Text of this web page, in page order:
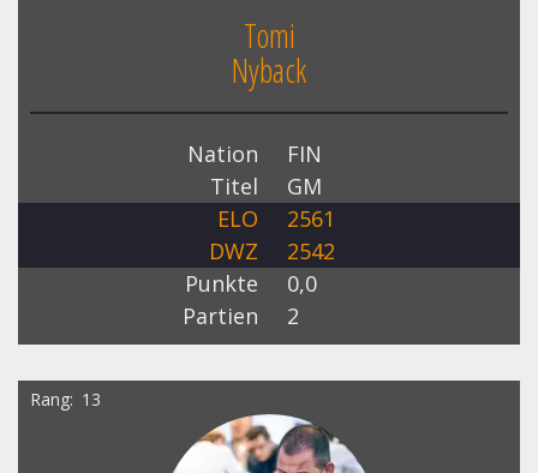
Tomi
Nyback
Nation
FIN
Titel
GM
ELO
2561
DWZ
2542
Punkte
0,0
Partien
2
Rang 13